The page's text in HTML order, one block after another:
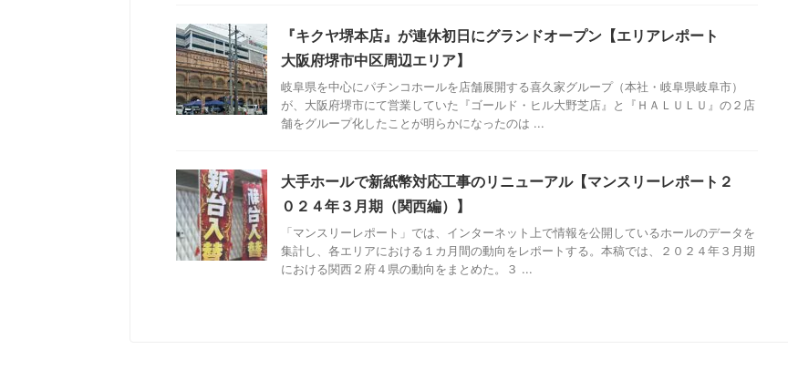
『キクヤ堺本店』が連休初日にグランドオープン【エリアレポート
大阪府堺市中区周辺エリア】
岐阜県を中心にパチンコホールを店舗展開する喜久家グループ（本社・岐阜県岐阜市）
が、大阪府堺市にて営業していた『ゴールド・ヒル大野芝店』と『ＨＡＬＵＬＵ』の２店
舗をグループ化したことが明らかになったのは ...
大手ホールで新紙幣対応工事のリニューアル【マンスリーレポート２
０２４年３月期（関西編）】
「マンスリーレポート」では、インターネット上で情報を公開しているホールのデータを
集計し、各エリアにおける１カ月間の動向をレポートする。本稿では、２０２４年３月期
における関西２府４県の動向をまとめた。３ ...